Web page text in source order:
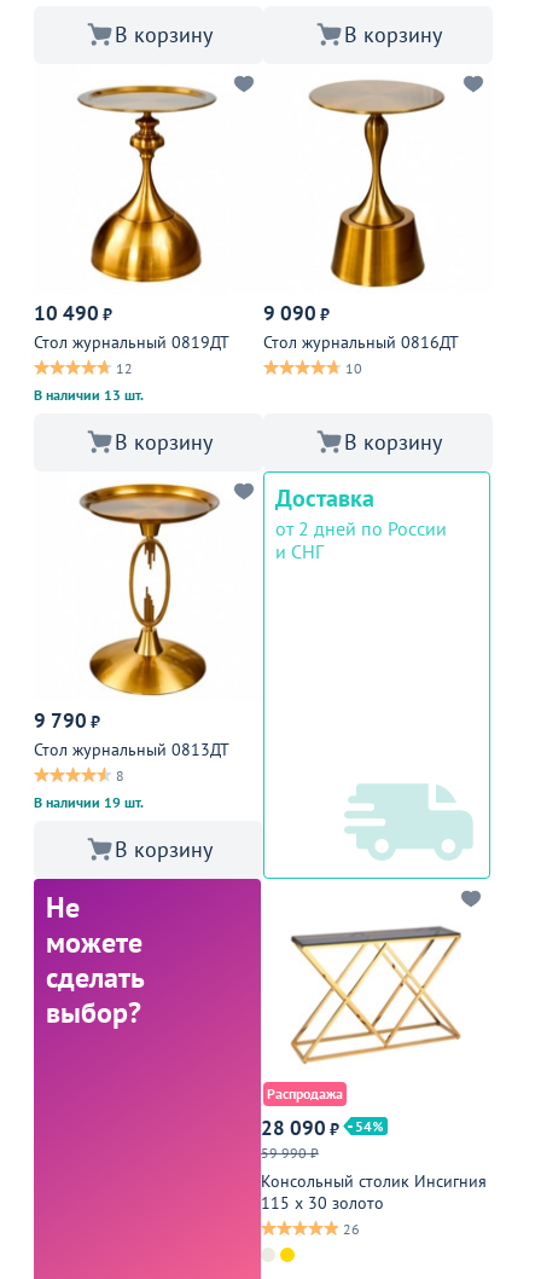
В корзину В корзину
10 490 ₽
Стол журнальный 0819ДТ
12
В наличии 13 шт.
В корзину
9 090 ₽
Стол журнальный 0816ДТ
10
В корзину
9 790 ₽
Стол журнальный 0813ДТ
8
В наличии 19 шт.
В корзину
Доставка
от 2 дней по России
и СНГ
Не
можете
сделать
выбор?
Распродажа
28 090 ₽
54
59 990 ₽
Консольный столик Инсигния
115 х 30 золото
26